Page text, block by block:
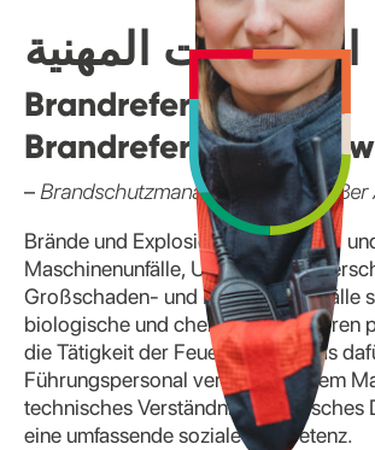
المعلومات المهنية
Brandreferendarin/
Brandreferendar (m/
–Brandschutzmanagement mit
Brände und Explosionen, Verkehrs-
Maschinenunfälle, Umwelt- und
Großschaden- und Katastrophenfälle
biologische und chemische Gefahren
die Tätigkeit der Feuerwehren. Das
Führungspersonal verfügt in hohem
technisches Verständnis, analytisches
eine umfassende soziale Kompetenz.